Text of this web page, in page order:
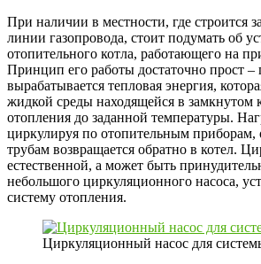
При наличии в местности, где строится
линии газопровода, стоит подумать об
отопительного котла, работающего на
Принцип его работы достаточно прост –
вырабатывается тепловая энергия,
жидкой среды находящейся в замкнутом
отопления до заданной температуры.
циркулируя по отопительным приборам,
трубам возвращается обратно в котел.
естественной, а может быть
небольшого циркуляционного насоса,
систему отопления.
Циркуляционный насос для